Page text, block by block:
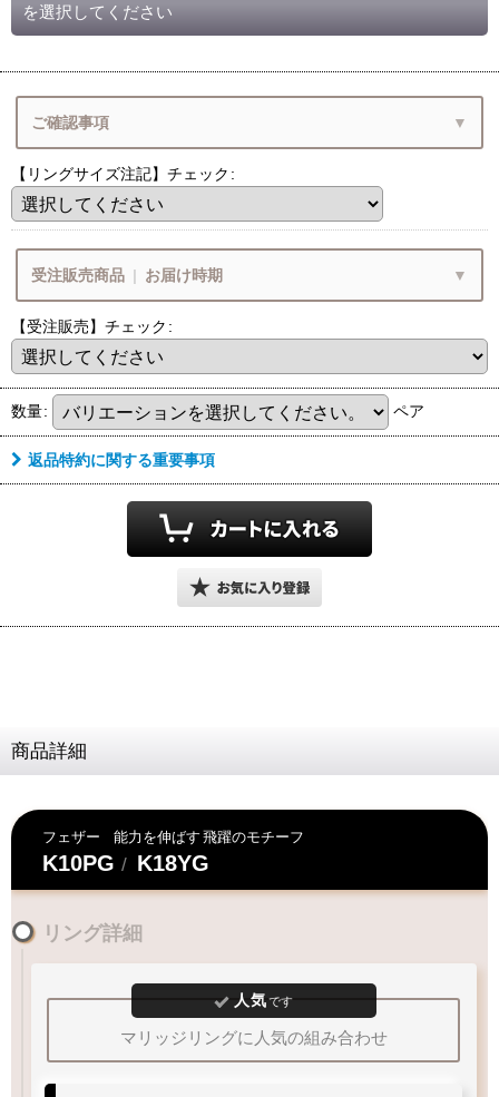
を選択してください
ご確認事項
ご確認いただけましたでしょうか？
Q&A リングサイズガイド
リング
商品ページ内に
ございます
リングによって
『サイズ感』が
ご注文後
サイズ変更ご希望の場合
24時間以内に
『お問合せ』より
24時間以降
お届け予定が
【リングサイズ注記】チェック :
受注販売商品 | お届け時期
8月営業期間・お届け時期
8/9 8/16
月中旬頃のお届けです
各期間内にお届けとなります
何卒ご了承下さいますよう
交通混雑期
特にGW・お盆
年末・冬季期間
天候不良時
台風・暴風雪
大雨・大雪等
【受注販売】チェック :
数量: ペア
返品特約に関する重要事項
商品詳細
フェザー 能力を伸ばす 飛躍のモチーフ
K10PG / K18YG
リング詳細
人気です
マリッジリングに人気の組み合わせ